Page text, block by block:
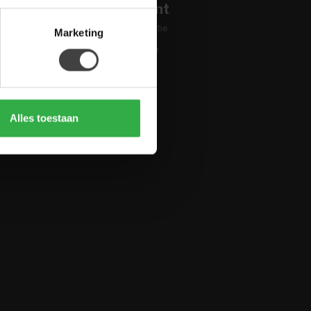
Marketing
Alles toestaan
Mijn account
Account informatie
Mijn bestellingen
Mijn tickets
Alle producten